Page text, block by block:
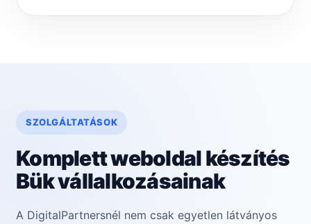
SZOLGÁLTATÁSOK
Komplett weboldal készítés
Bük vállalkozásainak
A DigitalPartnersnél nem csak egyetlen látványos